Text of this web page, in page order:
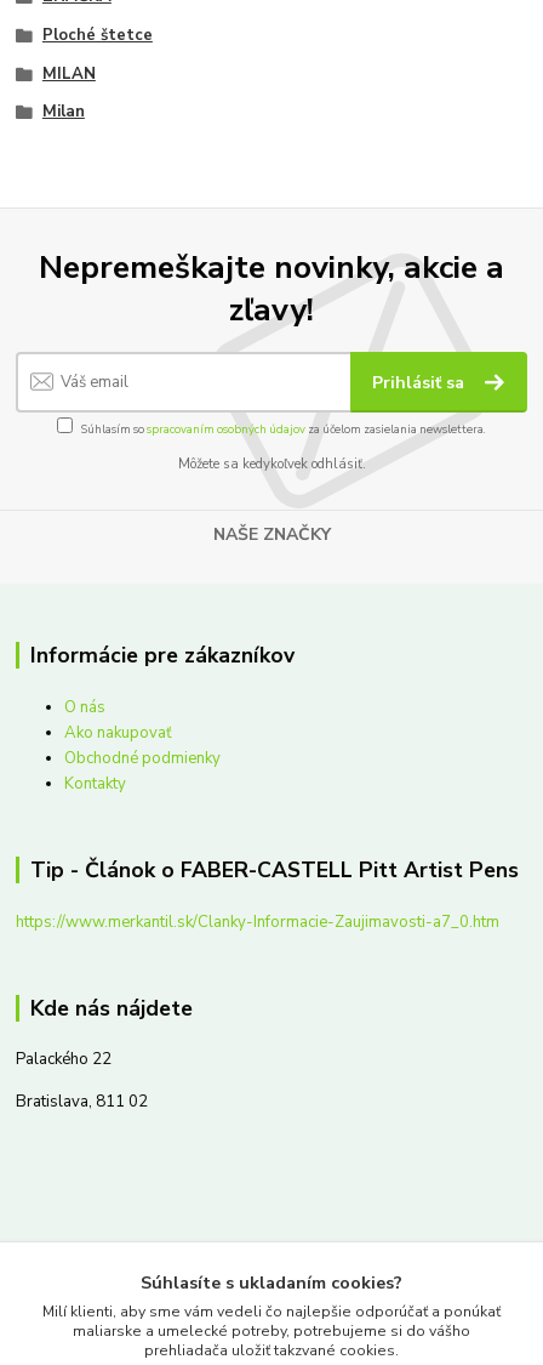
Ploché štetce
MILAN
Milan
Nepremeškajte novinky, akcie a
zľavy!
Prihlásiť sa
Súhlasím sospracovaním osobných údajov za účelom zasielania newslettera.
Môžete sa kedykoľvek odhlásiť.
NAŠE ZNAČKY
Informácie pre zákazníkov
O nás
Ako nakupovať
Obchodné podmienky
Kontakty
Tip - Článok o FABER-CASTELL Pitt Artist Pens
https://www.merkantil.sk/Clanky-Informacie-Zaujimavosti-a7_0.htm
Kde nás nájdete
Palackého 22
Bratislava, 811 02
www.merkantil.sk
Súhlasíte s ukladaním cookies?
Milí klienti, aby sme vám vedeli čo najlepšie odporúčať a ponúkať
maliarske a umelecké potreby, potrebujeme si do vášho
prehliadača uložiť takzvané cookies.